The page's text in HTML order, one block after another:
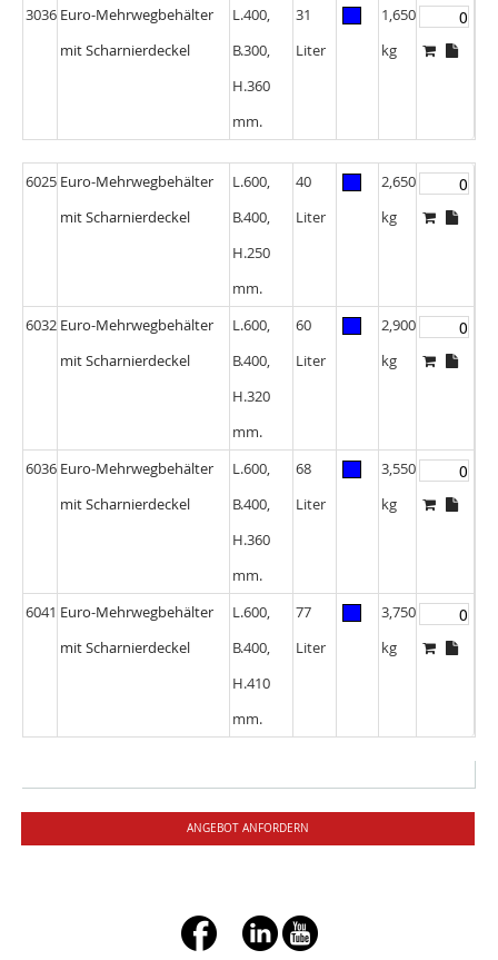
3036 Euro-Mehrwegbehälter
mit Scharnierdeckel
L.400,
B.300,
H.360
mm.
31
Liter
1,650
kg
6025 Euro-Mehrwegbehälter
mit Scharnierdeckel
L.600,
B.400,
H.250
mm.
40
Liter
2,650
kg
6032 Euro-Mehrwegbehälter
mit Scharnierdeckel
L.600,
B.400,
H.320
mm.
60
Liter
2,900
kg
6036 Euro-Mehrwegbehälter
mit Scharnierdeckel
L.600,
B.400,
H.360
mm.
68
Liter
3,550
kg
6041 Euro-Mehrwegbehälter
mit Scharnierdeckel
L.600,
B.400,
H.410
mm.
77
Liter
3,750
kg
ANGEBOT ANFORDERN
+ç